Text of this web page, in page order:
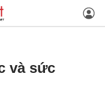
và sức